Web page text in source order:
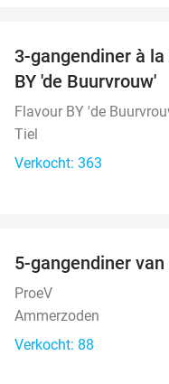
3-gangendiner à
BY 'de Buurvrouw'
Flavour BY 'de
Tiel
Verkocht: 363
5-gangendiner
ProeV
Ammerzoden
Verkocht: 88